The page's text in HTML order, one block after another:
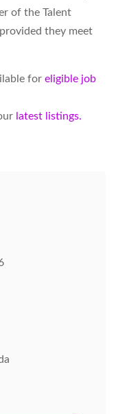
of the Talent
they meet
for eligible job
latest listings.